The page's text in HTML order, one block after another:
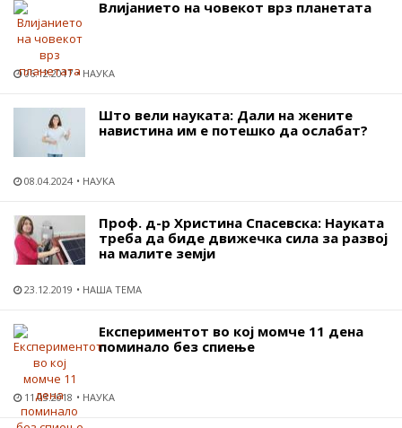
Влијанието на човекот врз планетата
06.12.2017 НАУКА
Што вели науката: Дали на жените
навистина им е потешко да ослабат?
08.04.2024 НАУКА
Проф. д-р Христина Спасевска: Науката
треба да биде движечка сила за развој
на малите земји
23.12.2019 НАША ТЕМА
Експериментот во кој момче 11 дена
поминало без спиење
11.03.2018 НАУКА